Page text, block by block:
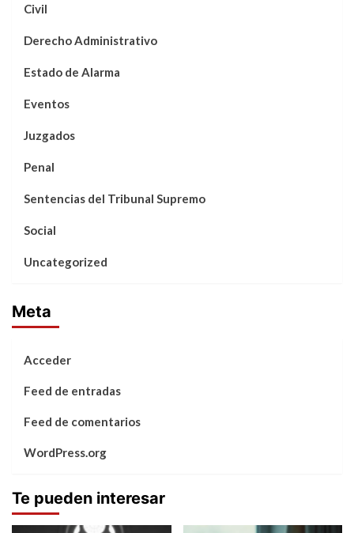
Civil
Derecho Administrativo
Estado de Alarma
Eventos
Juzgados
Penal
Sentencias del Tribunal Supremo
Social
Uncategorized
Meta
Acceder
Feed de entradas
Feed de comentarios
WordPress.org
Te pueden interesar